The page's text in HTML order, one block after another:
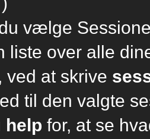
vælge
liste over alle
ved at skrive
til den valgte
helpfor, at se